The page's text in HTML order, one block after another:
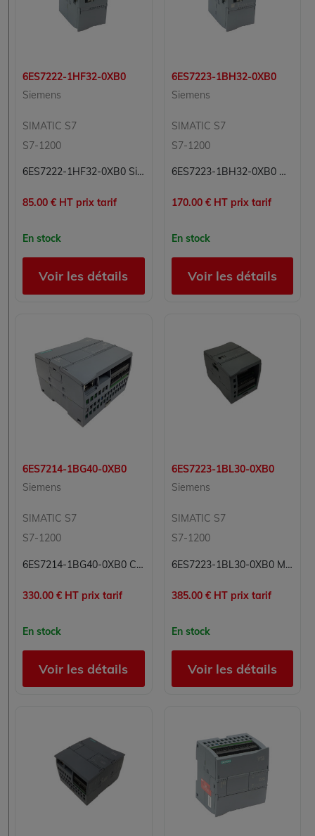
6ES7222-1HF32-0XB0
Siemens
SIMATIC S7
S7-1200
6ES7222-1HF32-0XB0 Simatic S7 Siemens
85.00 € HT prix tarif
En stock
Voir les détails
6ES7223-1BH32-0XB0
Siemens
SIMATIC S7
S7-1200
6ES7223-1BH32-0XB0 Module 8 entrées/sorties numériques TOR Carte 8E/S TOR Simatic S7 Siemens
170.00 € HT prix tarif
En stock
Voir les détails
6ES7214-1BG40-0XB0
Siemens
SIMATIC S7
S7-1200
6ES7214-1BG40-0XB0 CPU Processeur Simatic S7 Siemens
330.00 € HT prix tarif
En stock
Voir les détails
6ES7223-1BL30-0XB0
Siemens
SIMATIC S7
S7-1200
6ES7223-1BL30-0XB0 Module 32 entrées/sorties numériques Carte 32E/S 16E 16S Simatic S7 Siemens
385.00 € HT prix tarif
En stock
Voir les détails